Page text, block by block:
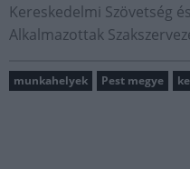
Kereskedelmi Szövetség
Alkalmazottak
munkahelyek Pest megye